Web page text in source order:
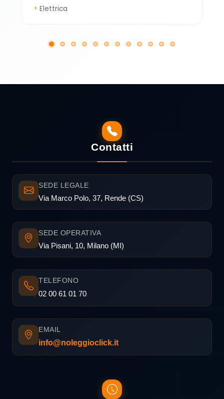
Elettrica
Contatti
SEDE LEGALE
Via Marco Polo, 37, Rende (CS)
SEDE OPERATIVA
Via Pisani, 10, Milano (MI)
TELEFONO
02 00 61 01 70
EMAIL
info@noleggioclick.it